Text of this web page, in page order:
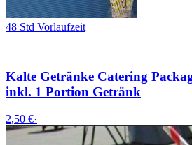
48 Std Vorlaufzeit
Kalte Getränke Catering
inkl. 1 Portion Getränk
2,50 €·